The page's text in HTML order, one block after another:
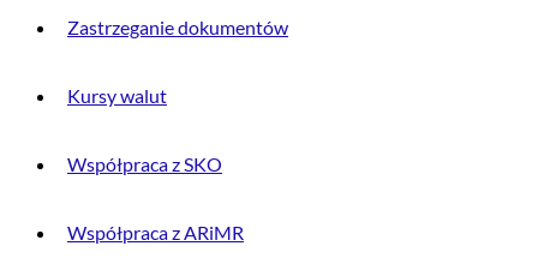
Zastrzeganie dokumentów
Kursy walut
Współpraca z SKO
Współpraca z ARiMR